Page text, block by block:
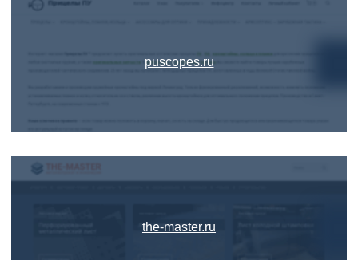
puscopes.ru
the-master.ru